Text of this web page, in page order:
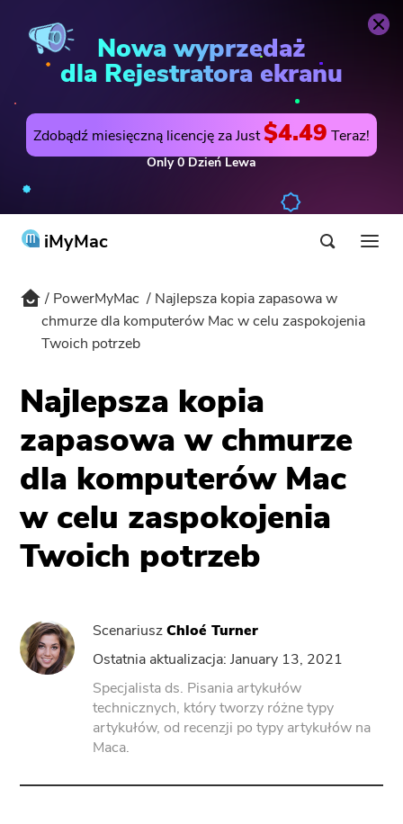
Nowa wyprzedaż
dla Rejestratora ekranu
Zdobądź miesięczną licencję za Just$4.49 Teraz!
Only0 DzieńLewa
iMyMac
Produkt i rozwiązanie
Użyteczność
PowerMyMac
ZasilanieOdinstaluj
Konwerter wideo
Screen Recorder
Online
Darmowy konwerter wideo
Sklep
Wsparcie
PowerMyMac
PowerMyMac
Najlepsza kopia zapasowa w
chmurze dla komputerów Mac w celu zaspokojenia
Twoich potrzeb
Najlepsza kopia
zapasowa w chmurze
dla komputerów Mac
w celu zaspokojenia
Twoich potrzeb
ScenariuszChloé Turner
Ostatnia aktualizacja: January 13, 2021
Specjalista ds. Pisania artykułów
technicznych, który tworzy różne typy
artykułów, od recenzji po typy artykułów na
Maca.